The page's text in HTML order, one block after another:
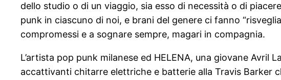
dello studio o di un viaggio, sia esso di necessità o di
punk in ciascuno di noi, e brani del genere ci fanno
compromessi e a sognare sempre, magari in compagnia.
L’artista pop punk milanese ed HELENA, una giovane
accattivanti chitarre elettriche e batterie alla Travis Barker